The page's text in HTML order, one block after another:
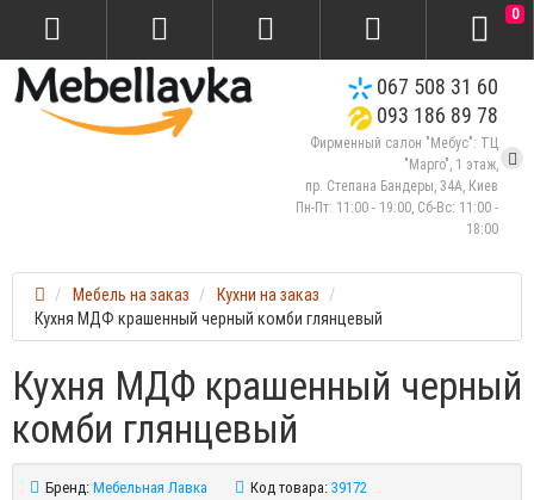
067 508 31 60
093 186 89 78
Фирменный салон "Мебус": ТЦ
"Марго", 1 этаж,
пр. Степана Бандеры, 34А, Киев
Пн-Пт: 11:00 - 19:00, Сб-Вс: 11:00 -
18:00
0
Мебель на заказ
Кухни на заказ
Кухня МДФ крашенный черный комби глянцевый
Кухня МДФ крашенный черный
комби глянцевый
Бренд:Мебельная Лавка Код товара:39172